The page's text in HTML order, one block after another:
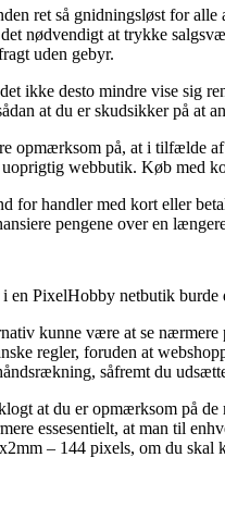
ret så gnidningsløst for
nødvendigt at trykke
uden gebyr.
ikke desto mindre vise sig
at du er skudsikker på at
opmærksom på, at i tilfælde
uoprigtig webbutik. Køb med
for handler med kort eller
pengene over en
en PixelHobby netbutik
kunne være at se
regler, foruden at
såfremt du
at du er opmærksom på
essesentielt, at man til
– 144 pixels, om du skal